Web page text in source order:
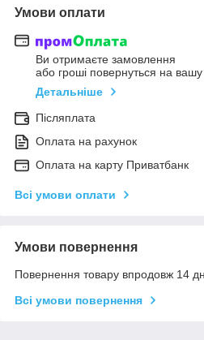
Умови оплати
Ви отримаєте замовлення
або гроші повернуться на вашу
Детальніше
Післяплата
Оплата на рахунок
Оплата на карту Приватбанк
Всі умови оплати
Умови повернення
Повернення товару впродовж 14
Всі умови повернення